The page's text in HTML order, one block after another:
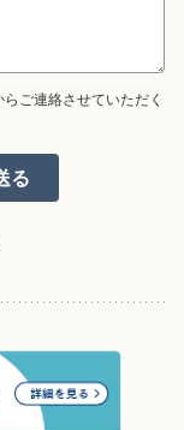
ご連絡させていただく